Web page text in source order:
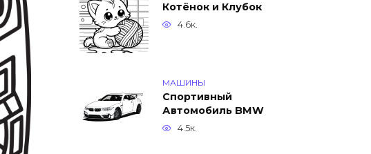
Котёнок и Клубок
4.6к.
МАШИНЫ
Спортивный
Автомобиль BMW
4.5к.